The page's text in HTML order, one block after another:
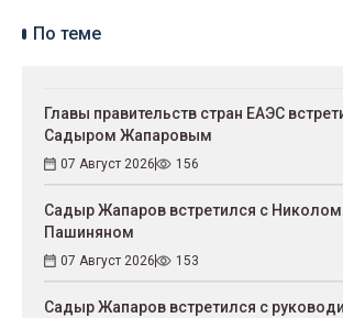
По теме
Главы правительств стран ЕАЭС
Садыром Жапаровым
07 Август 2026 156
Садыр Жапаров встретился с Николом
Пашиняном
07 Август 2026 153
Садыр Жапаров встретился с